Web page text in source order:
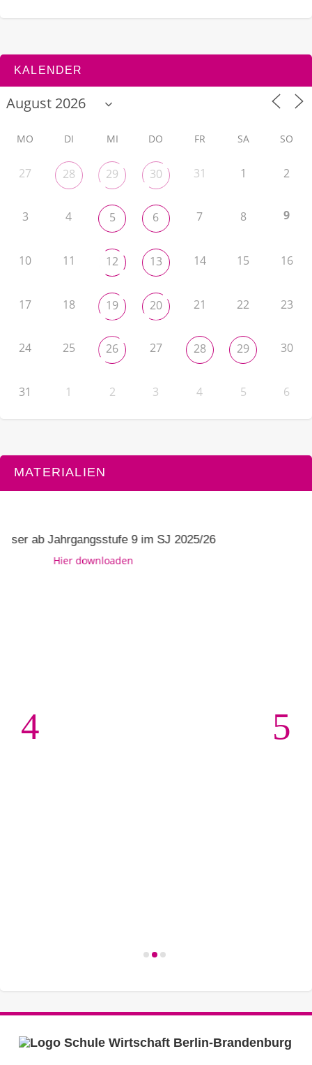
KALENDER
MO DI MI DO FR SA SO
27 28 29 30 31 1 2
3 4 5 6 7 8 9
10 11 12 13 14 15 16
17 18 19 20 21 22 23
24 25 26 27 28 29 30
31 1 2 3 4 5 6
MATERIALIEN
Jahrgangsstufe 9 im SJ 2025/26
Hier downloaden